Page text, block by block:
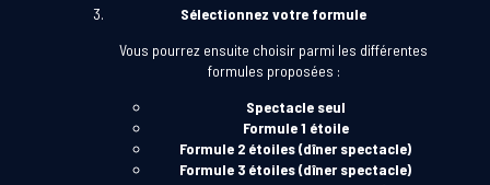
Sélectionnez votre formule
Vous pourrez ensuite choisir parmi les différentes
formules proposées :
Spectacle seul
Formule 1 étoile
Formule 2 étoiles (dîner spectacle)
Formule 3 étoiles (dîner spectacle)